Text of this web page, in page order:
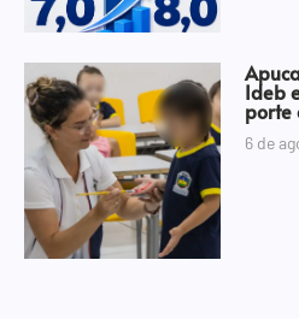
Ideb
porte
6 de